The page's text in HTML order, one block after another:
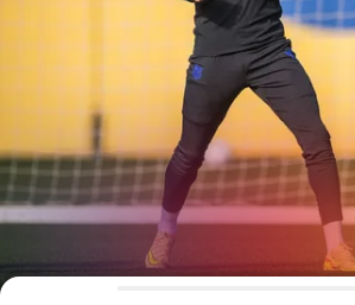
会長
レジェンド
plusicon
label.aria.plus
プレスパス
Facilities
スケジュール
結果
順位表
バルサAtlètic
label.aria.plus
スケジュール
チケット
結果
順位表
PLUSICON
LABEL.ARIA.PLUS
トップチーム
plusicon
label.aria.plus
スケジュール
チケット
PLUSICON
LABEL.ARIA.PLUS
トップチーム